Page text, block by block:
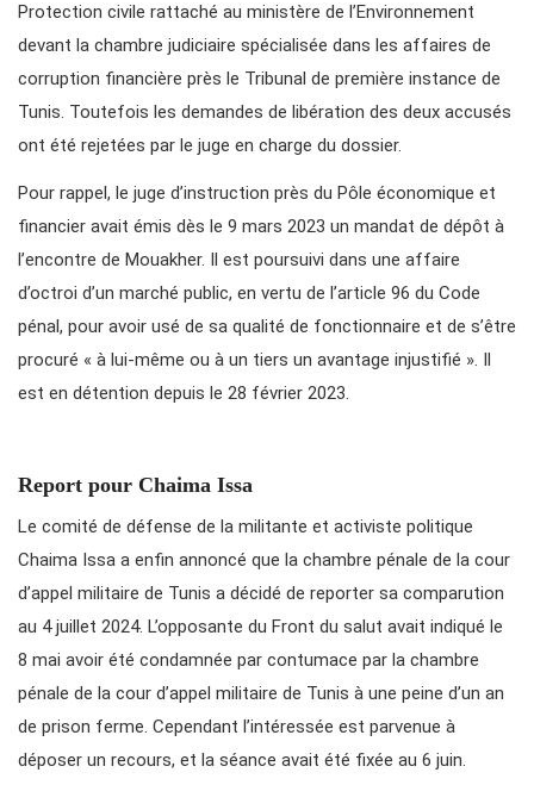
Protection civile rattaché au ministère de l’Environnement
devant la chambre judiciaire spécialisée dans les affaires de
corruption financière près le Tribunal de première instance de
Tunis. Toutefois les demandes de libération des deux accusés
ont été rejetées par le juge en charge du dossier.
Pour rappel, le juge d’instruction près du Pôle économique et
financier avait émis dès le 9 mars 2023 un mandat de dépôt à
l’encontre de Mouakher. Il est poursuivi dans une affaire
d’octroi d’un marché public, en vertu de l’article 96 du Code
pénal, pour avoir usé de sa qualité de fonctionnaire et de s’être
procuré « à lui-même ou à un tiers un avantage injustifié ». Il
est en détention depuis le 28 février 2023.
Report pour Chaima Issa
Le comité de défense de la militante et activiste politique
Chaima Issa a enfin annoncé que la chambre pénale de la cour
d’appel militaire de Tunis a décidé de reporter sa comparution
au 4 juillet 2024. L’opposante du Front du salut avait indiqué le
8 mai avoir été condamnée par contumace par la chambre
pénale de la cour d’appel militaire de Tunis à une peine d’un an
de prison ferme. Cependant l’intéressée est parvenue à
déposer un recours, et la séance avait été fixée au 6 juin.